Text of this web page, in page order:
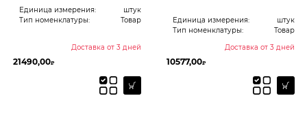
Единица измерения:
штук
Тип номенклатуры:
Товар
Доставка от 3 дней
21490,00₽
Единица измерения:
штук
Тип номенклатуры:
Товар
Доставка от 3 дней
10577,00₽